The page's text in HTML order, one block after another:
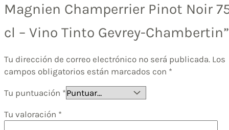
Magnien Champerrier Pinot Noir
cl – Vino Tinto Gevrey-Chambertin”
Tu dirección de correo electrónico no será publicada. Los
campos obligatorios están marcados con *
Tu puntuación *
Tu valoración *